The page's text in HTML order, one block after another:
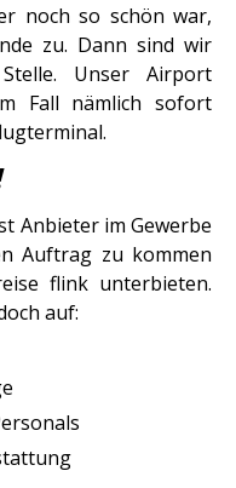
noch so schön war,
zu. Dann sind wir
Unser Airport
Fall nämlich sofort
Anbieter im Gewerbe
Auftrag zu kommen
flink unterbieten.
auf: